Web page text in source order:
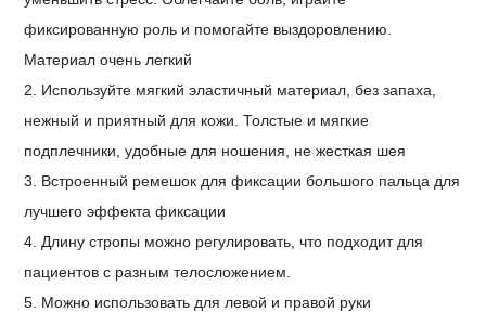
фиксированную роль и помогайте выздоровлению.
Материал очень легкий
2. Используйте мягкий эластичный материал, без запаха,
нежный и приятный для кожи. Толстые и мягкие
подплечники, удобные для ношения, не жесткая шея
3. Встроенный ремешок для фиксации большого пальца для
лучшего эффекта фиксации
4. Длину стропы можно регулировать, что подходит для
пациентов с разным телосложением.
5. Можно использовать для левой и правой руки